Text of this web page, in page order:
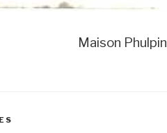
Maison Phulpin